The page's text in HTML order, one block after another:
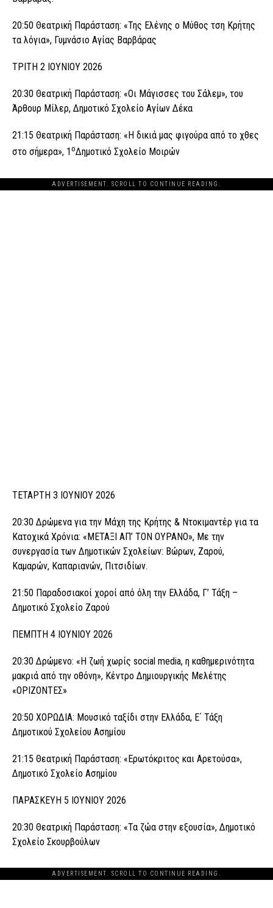
20:50 Θεατρική Παράσταση: «Της Ελένης ο Μύθος τση Κρήτης
τα λόγια», Γυμνάσιο Αγίας Βαρβάρας
ΤΡΙΤΗ 2 ΙΟΥΝΙΟΥ 2026
20:30 Θεατρική Παράσταση: «Οι Μάγισσες του Σάλεμ», του
Άρθουρ Μίλερ, Δημοτικό Σχολείο Αγίων Δέκα
21:15 Θεατρική Παράσταση: «Η δικιά μας φιγούρα από το χθες
στο σήμερα», 1 οΔημοτικό Σχολείο Μοιρών
ADVERTISEMENT. SCROLL TO CONTINUE READING.
ΤΕΤΑΡΤΗ 3 ΙΟΥΝΙΟΥ 2026
20:30 Δρώμενα για την Μάχη της Κρήτης & Ντοκιμαντέρ για τα
Κατοχικά Χρόνια: «ΜΕΤΑΞΙ ΑΠ’ ΤΟΝ ΟΥΡΑΝΟ», Με την
συνεργασία των Δημοτικών Σχολείων: Βώρων, Ζαρού,
Καμαρών, Καπαριανών, Πιτσιδίων.
21:50 Παραδοσιακοί χοροί από όλη την Ελλάδα, Γ’ Τάξη –
Δημοτικό Σχολείο Ζαρού
ΠΕΜΠΤΗ 4 ΙΟΥΝΙΟΥ 2026
20:30 Δρώμενο: «Η ζωή χωρίς social media, η καθημερινότητα
μακριά από την οθόνη», Κέντρο Δημιουργικής Μελέτης
«ΟΡΙΖΟΝΤΕΣ»
20:50 ΧΟΡΩΔΙΑ: Μουσικό ταξίδι στην Ελλάδα, Ε΄ Τάξη
Δημοτικού Σχολείου Ασημίου
21:15 Θεατρική Παράσταση: «Ερωτόκριτος και Αρετούσα»,
Δημοτικό Σχολείο Ασημίου
ΠΑΡΑΣΚΕΥΗ 5 ΙΟΥΝΙΟΥ 2026
20:30 Θεατρική Παράσταση: «Τα ζώα στην εξουσία», Δημοτικό
Σχολείο Σκουρβούλων
ADVERTISEMENT. SCROLL TO CONTINUE READING.